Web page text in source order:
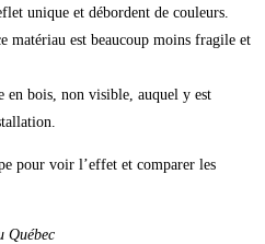
unique et débordent de couleurs.
matériau est beaucoup moins fragile et
en bois, non visible, auquel y est
pour voir l’effet et comparer les
Québec